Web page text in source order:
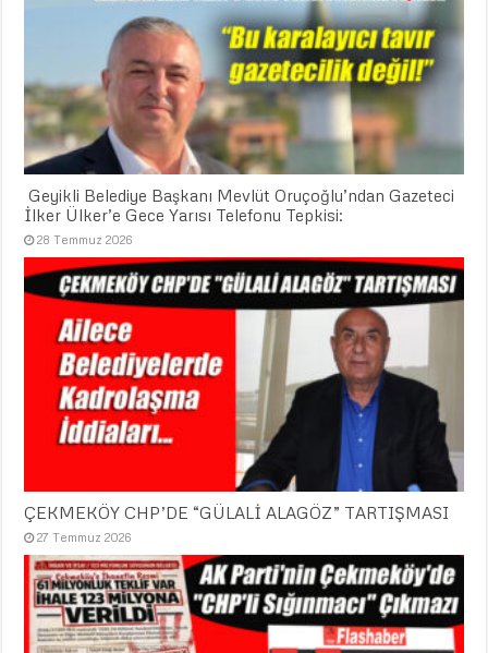
​ Geyikli Belediye Başkanı Mevlüt Oruçoğlu’ndan Gazeteci
İlker Ülker’e Gece Yarısı Telefonu Tepkisi:
28 Temmuz 2026
ÇEKMEKÖY CHP’DE “GÜLALİ ALAGÖZ” TARTIŞMASI
27 Temmuz 2026